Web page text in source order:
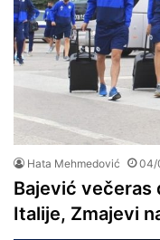
Hata Mehmedović 04/
Bajević večeras
Italije, Zmajevi